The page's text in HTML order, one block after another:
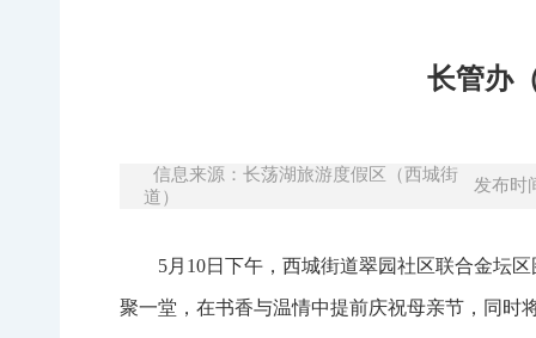
长管办
信息来源：长荡湖旅游度假区（西城街
道）
发布时
5月10日下午，西城街道翠园社区联合金坛
聚一堂，在书香与温情中提前庆祝母亲节，同时